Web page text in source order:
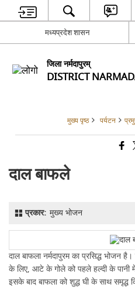
मध्यप्रदेश शासन
जिला नर्मदापुरम्
DISTRICT
मुख्य पृष्ठ पर्यटन
दाल बाफले
प्रकार:मुख्य भोजन
दाल बाफला नर्मदापुरम का प्रसिद्ध भोजन
के लिए, आटे के गोले को पहले हल्दी के पानी
इसके बाद बाफला को शुद्ध घी के साथ समृद्ध